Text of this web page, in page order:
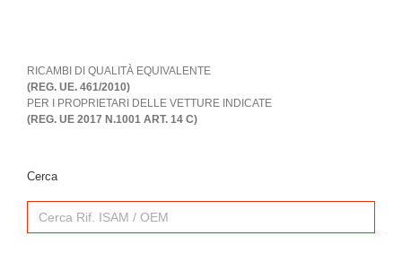
RICAMBI DI QUALITÀ EQUIVALENTE
(REG. UE. 461/2010)
PER I PROPRIETARI DELLE VETTURE INDICATE
(REG. UE 2017 N.1001 ART. 14 C)
Cerca
Search
for: